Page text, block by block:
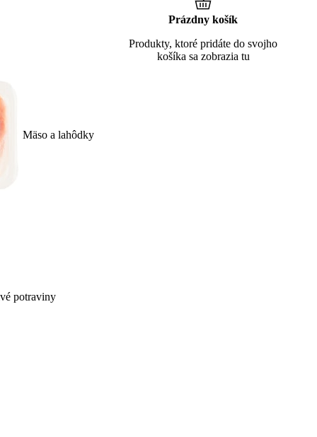
Mäso a lahôdky
potraviny
Prázdny košík
Produkty, ktoré pridáte do svojho
košíka sa zobrazia tu